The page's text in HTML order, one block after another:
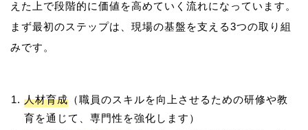
えた上で段階的に価値を高めていく流れになっています。
まず最初のステップは、現場の基盤を支える3つの取り組
人材育成 （職員のスキルを向上させるための研修や教
育を通じて、専門性を強化します）